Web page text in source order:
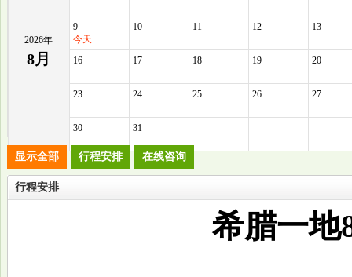
2026年
8月
9
今天
10 11 12 13
16 17 18 19 20
23 24 25 26 27
30 31
显示全部 行程安排 在线咨询
行程安排
希腊一地